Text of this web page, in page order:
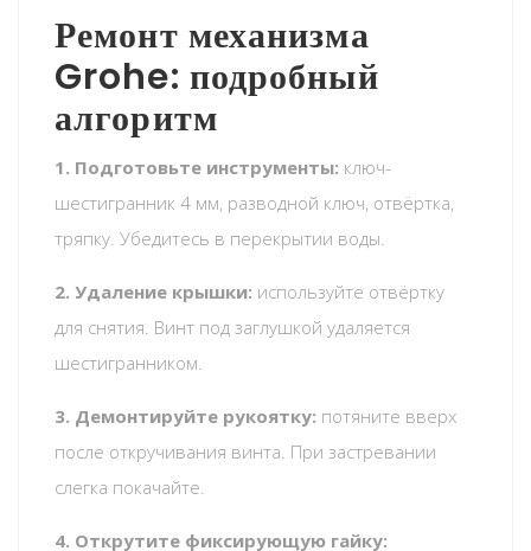
Ремонт механизма
Grohe: подробный
алгоритм
1. Подготовьте инструменты: ключ-
шестигранник 4 мм, разводной ключ, отвёртка,
тряпку. Убедитесь в перекрытии воды.
2. Удаление крышки: используйте отвёртку
для снятия. Винт под заглушкой удаляется
шестигранником.
3. Демонтируйте рукоятку: потяните вверх
после откручивания винта. При застревании
слегка покачайте.
4. Открутите фиксирующую гайку: